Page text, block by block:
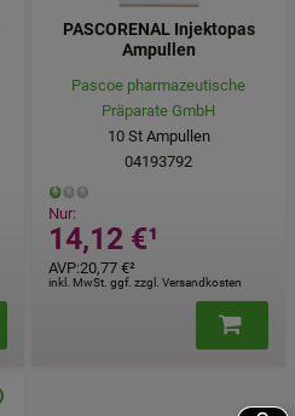
PASCORENAL Injektopas
Ampullen
Pascoe pharmazeutische
Präparate GmbH
10St Ampullen
04193792
Nur:
14,12 €¹
AVP:20,77 €²
inkl. MwSt. ggf. zzgl. Versandkosten